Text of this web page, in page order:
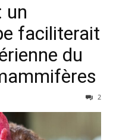
un
faciliterait
du
2